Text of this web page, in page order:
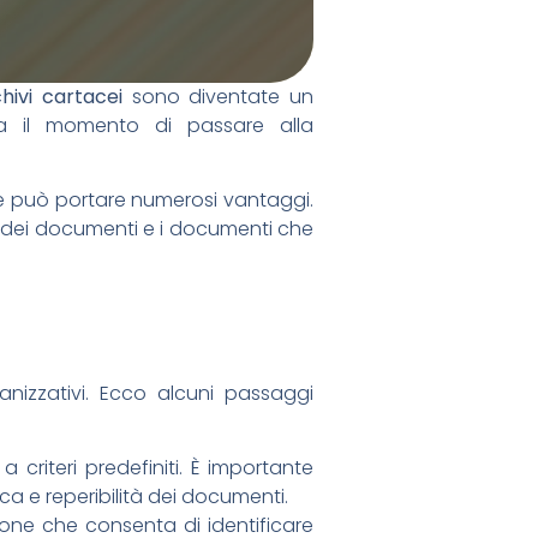
cartaceisono diventate un
il momento di passare alla
può portare numerosi vantaggi.
documenti e i documenti che
Ecco alcuni passaggi
criteri predefiniti. È importante
e reperibilità dei documenti.
che consenta di identificare